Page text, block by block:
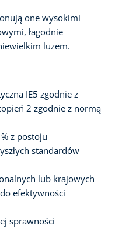
one wysokimi
łagodnie
luzem.
IE5 zgodnie z
2 zgodnie z normą
z postoju
standardów
lub krajowych
efektywności
sprawności